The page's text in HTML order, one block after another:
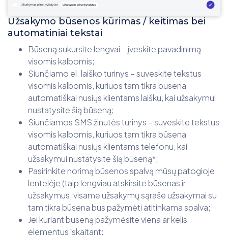
Užsakymo būsenos kūrimas / keitimas bei
automatiniai tekstai
Būseną sukursite lengvai – įveskite pavadinimą
visomis kalbomis;
Siunčiamo el. laiško turinys – suveskite tekstus
visomis kalbomis, kuriuos tam tikra būsena
automatiškai nusiųs klientams laišku, kai užsakymui
nustatysite šią būseną;
Siunčiamos SMS žinutės turinys – suveskite tekstus
visomis kalbomis, kuriuos tam tikra būsena
automatiškai nusiųs klientams telefonu, kai
užsakymui nustatysite šią būseną*;
Pasirinkite norimą būsenos spalvą mūsų patogioje
lentelėje (taip lengviau atskirsite būsenas ir
užsakymus, visame užsakymų sąraše užsakymai su
tam tikra būsena bus pažymėti atitinkama spalva;
Jei kuriant būseną pažymėsite viena ar kelis
elementus įskaitant: